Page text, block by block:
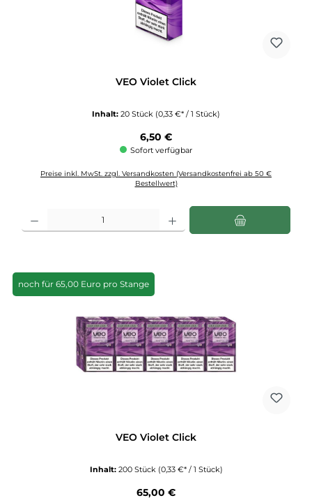
VEO Violet Click
Inhalt: 20 Stück (0,33 €* / 1 Stück)
Regulärer Preis:
6,50 €
Sofort verfügbar
Preise inkl. MwSt. zzgl. Versandkosten (Versandkostenfrei ab 50 €
Bestellwert)
noch für 65,00 Euro pro Stange
VEO Violet Click
Inhalt: 200 Stück (0,33 €* / 1 Stück)
Regulärer Preis:
65,00 €